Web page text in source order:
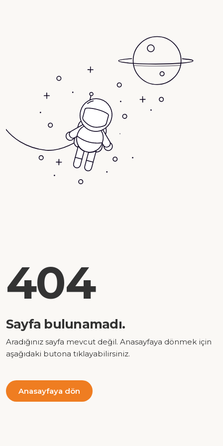
404
Sayfa bulunamadı.
Aradığınız sayfa mevcut değil. Anasayfaya dönmek için
aşağıdaki butona tıklayabilirsiniz.
Anasayfaya dön